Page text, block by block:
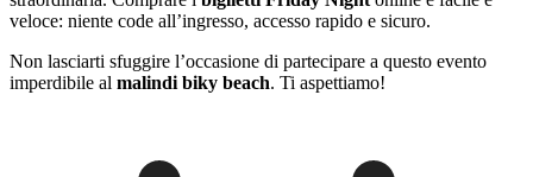
veloce: niente code all’ingresso, accesso rapido e sicuro.
Non lasciarti sfuggire l’occasione di partecipare a questo evento
imperdibile al malindi biky beach. Ti aspettiamo!